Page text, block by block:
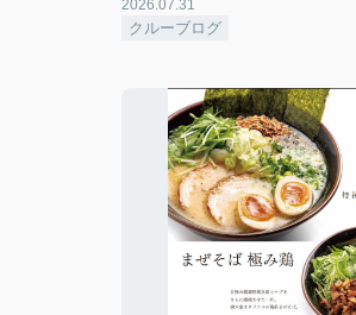
2026.07.31
クルーブログ